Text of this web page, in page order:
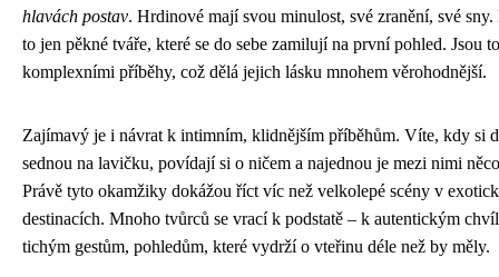
hlavách postav. Hrdinové mají svou minulost, své zranění, své sny.
to jen pěkné tváře, které se do sebe zamilují na první pohled. Jsou
komplexními příběhy, což dělá jejich lásku mnohem věrohodnější.
Zajímavý je i návrat k intimním, klidnějším příběhům. Víte, kdy si
sednou na lavičku, povídají si o ničem a najednou je mezi nimi
Právě tyto okamžiky dokážou říct víc než velkolepé scény v
destinacích. Mnoho tvůrců se vrací k podstatě – k autentickým
tichým gestům, pohledům, které vydrží o vteřinu déle než by měly.